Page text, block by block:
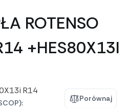
ROTENSO
+HES80X13I
Porównaj